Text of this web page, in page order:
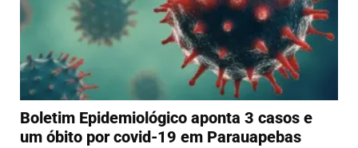
Boletim Epidemiológico aponta 3 casos e
um óbito por covid-19 em Parauapebas